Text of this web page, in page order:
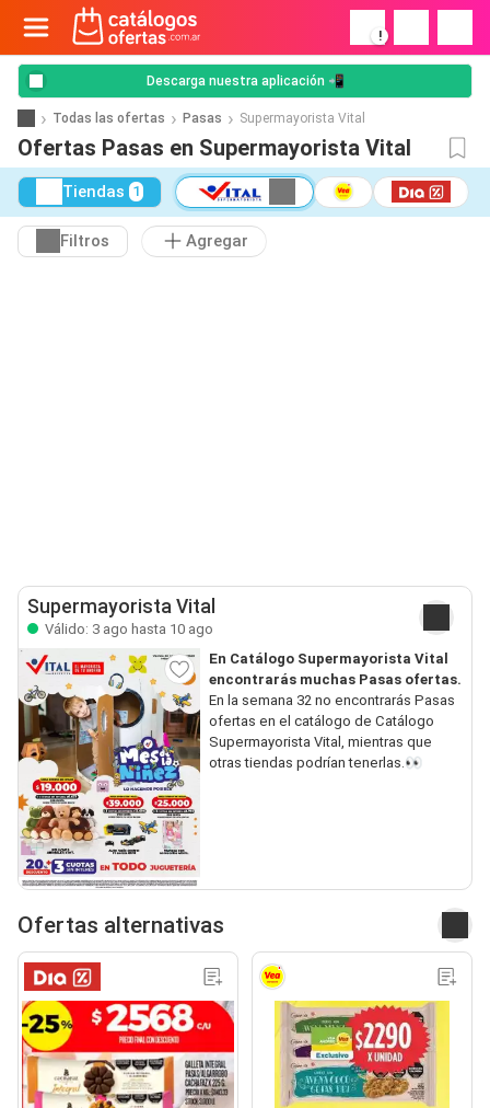
!
Descarga nuestra aplicación 📲
Todas las ofertas Pasas Supermayorista Vital
Ofertas Pasas en Supermayorista Vital
Tiendas 1
Filtros Agregar
Supermayorista Vital
Válido: 3 ago hasta 10 ago
En Catálogo Supermayorista Vital
encontrarás muchas Pasas ofertas.
En la semana 32 no encontrarás Pasas
ofertas en el catálogo de Catálogo
Supermayorista Vital, mientras que
otras tiendas podrían tenerlas.👀
Ofertas alternativas